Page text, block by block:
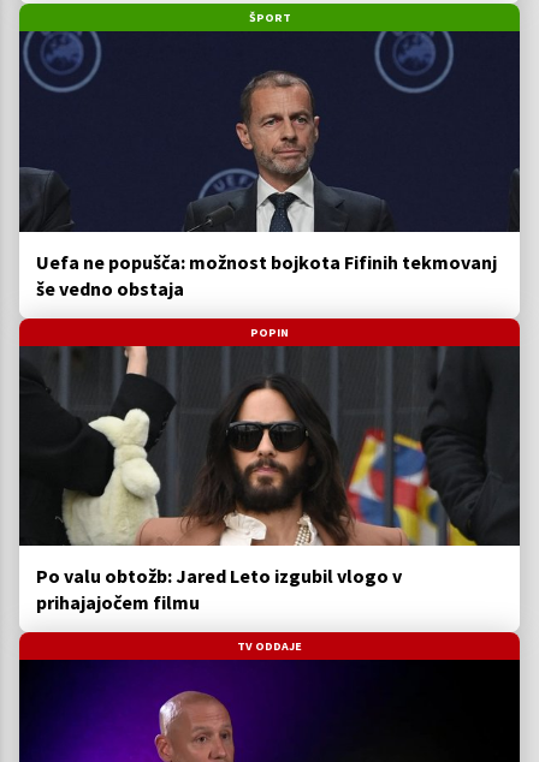
ŠPORT
Uefa ne popušča: možnost bojkota Fifinih tekmovanj
še vedno obstaja
POPIN
Po valu obtožb: Jared Leto izgubil vlogo v
prihajajočem filmu
TV ODDAJE